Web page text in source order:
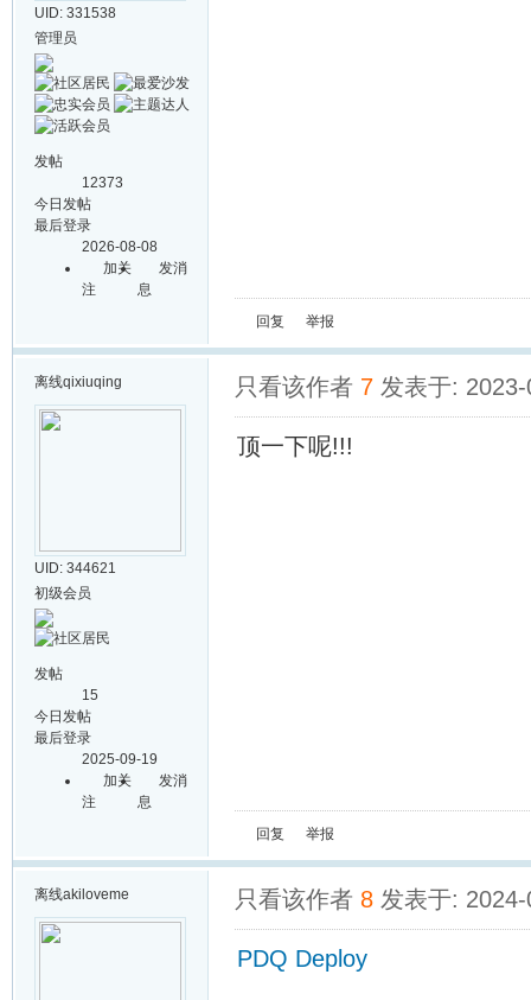
UID: 331538
管理员
发帖
12373
今日发帖
最后登录
2026-08-08
加关
注
发消
息
回复
举报
离线qixiuqing
UID: 344621
初级会员
发帖
15
今日发帖
最后登录
2025-09-19
加关
注
发消
息
只看该作者 7 发表于:
顶一下呢!!!
回复 举报
离线akiloveme 只看该作者 8 发表于:
PDQ Deploy